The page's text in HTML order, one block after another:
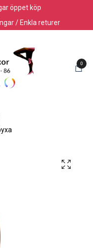
öppet köp
/ Enkla returer
0